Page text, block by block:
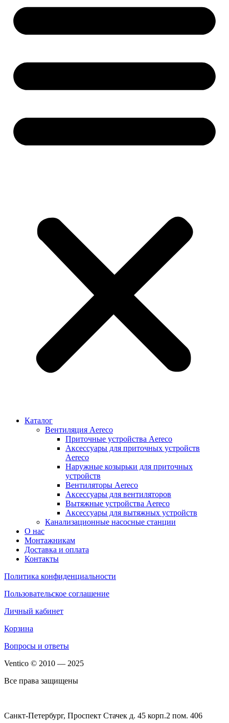
Каталог
Вентиляция Aereco
Приточные устройства Aereco
Аксессуары для приточных устройств
Aereco
Наружные козырьки для приточных
устройств
Вентиляторы Aereco
Аксессуары для вентиляторов
Вытяжные устройства Aereco
Аксессуары для вытяжных устройств
Канализационные насосные станции
О нас
Монтажникам
Доставка и оплата
Контакты
Политика конфиденциальности
Пользовательское соглашение
Личный кабинет
Корзина
Вопросы и ответы
Ventico © 2010 — 2025
Все права защищены
Санкт-Петербург, Проспект Стачек д. 45 корп.2 пом. 406